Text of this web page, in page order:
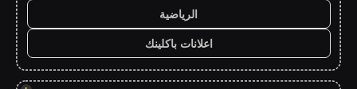
الرياضية
اعلانات باكلينك